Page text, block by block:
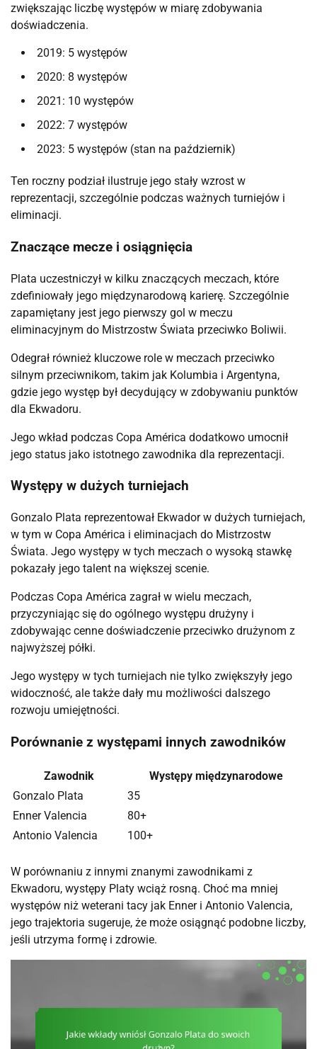
zwiększając liczbę występów w miarę zdobywania
doświadczenia.
2019: 5 występów
2020: 8 występów
2021: 10 występów
2022: 7 występów
2023: 5 występów (stan na październik)
Ten roczny podział ilustruje jego stały wzrost w
reprezentacji, szczególnie podczas ważnych turniejów i
eliminacji.
Znaczące mecze i osiągnięcia
Plata uczestniczył w kilku znaczących meczach, które
zdefiniowały jego międzynarodową karierę. Szczególnie
zapamiętany jest jego pierwszy gol w meczu
eliminacyjnym do Mistrzostw Świata przeciwko Boliwii.
Odegrał również kluczowe role w meczach przeciwko
silnym przeciwnikom, takim jak Kolumbia i Argentyna,
gdzie jego występ był decydujący w zdobywaniu punktów
dla Ekwadoru.
Jego wkład podczas Copa América dodatkowo umocnił
jego status jako istotnego zawodnika dla reprezentacji.
Występy w dużych turniejach
Gonzalo Plata reprezentował Ekwador w dużych turniejach,
w tym w Copa América i eliminacjach do Mistrzostw
Świata. Jego występy w tych meczach o wysoką stawkę
pokazały jego talent na większej scenie.
Podczas Copa América zagrał w wielu meczach,
przyczyniając się do ogólnego występu drużyny i
zdobywając cenne doświadczenie przeciwko drużynom z
najwyższej półki.
Jego występy w tych turniejach nie tylko zwiększyły jego
widoczność, ale także dały mu możliwości dalszego
rozwoju umiejętności.
Porównanie z występami innych zawodników
Zawodnik
Występy międzynarodowe
Gonzalo Plata
35
Enner Valencia
80+
Antonio Valencia
100+
W porównaniu z innymi znanymi zawodnikami z
Ekwadoru, występy Platy wciąż rosną. Choć ma mniej
występów niż weterani tacy jak Enner i Antonio Valencia,
jego trajektoria sugeruje, że może osiągnąć podobne liczby,
jeśli utrzyma formę i zdrowie.